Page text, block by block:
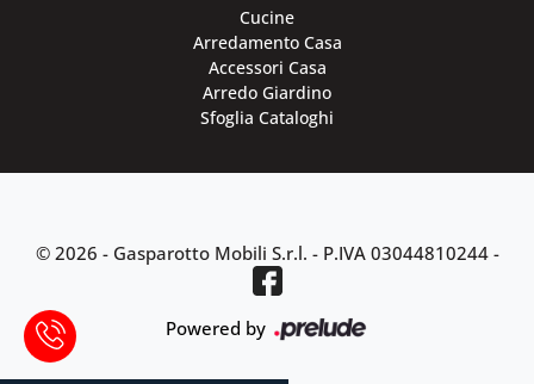
Cucine
Arredamento Casa
Accessori Casa
Arredo Giardino
Sfoglia Cataloghi
© 2026 - Gasparotto Mobili S.r.l. - P.IVA 03044810244-
Powered by